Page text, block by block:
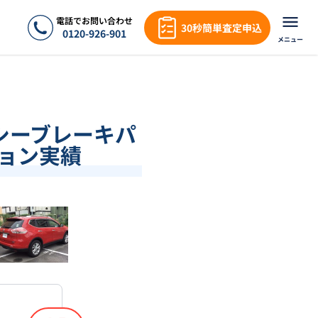
電話でお問い合わせ
0120-926-901 30秒簡単査定申込
メニュー
ブレーキパ
ン実績
1/16